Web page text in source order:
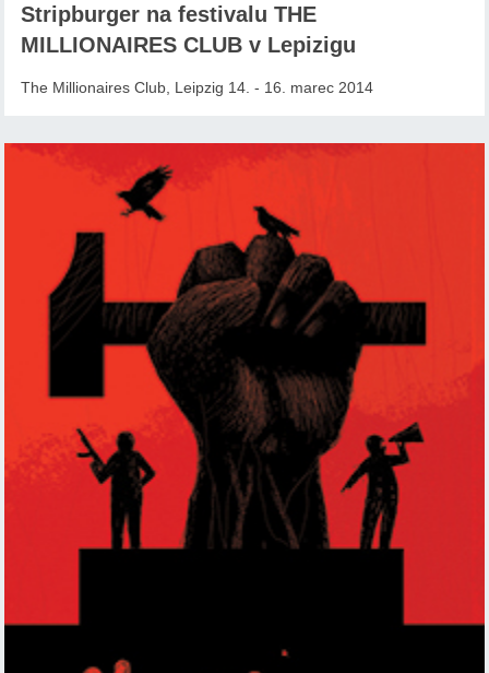
Stripburger na festivalu THE
MILLIONAIRES CLUB v Lepizigu
The Millionaires Club, Leipzig 14. - 16. marec 2014